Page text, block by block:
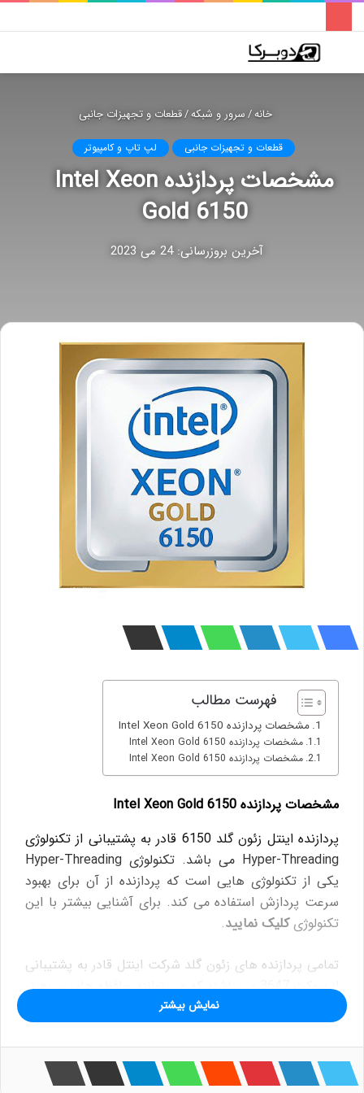
پوسته
فهرست
خانه/سرور و شبکه/قطعات و تجهیزات جانبی
قطعات و تجهیزات جانبی لپ تاپ و کامپیوتر
مشخصات پردازنده Intel Xeon
Gold 6150
آخرین بروزرسانی: 24 می 2023
فهرست مطالب
مشخصات پردازنده Intel Xeon Gold 6150
مشخصات پردازنده Intel Xeon Gold 6150
مشخصات پردازنده Intel Xeon Gold 6150
مشخصات پردازنده Intel Xeon Gold 6150
پردازنده اینتل زئون گلد 6150 قادر به پشتیبانی از تکنولوژی
Hyper-Threading می باشد. تکنولوژی Hyper-Threading
یکی از تکنولوژی هایی است که پردازنده از آن برای بهبود
سرعت پردازش استفاده می کند. برای آشنایی بیشتر با این
تکنولوژیکلیک نمایید.
تمامی پردازنده های زئون گلد شرکت اینتل قادر به پشتیبانی
از سوکت 3647 می باشند که می توانند حافظه های سریع تر
را در کنار شتاب دهنده های سریع تر برای شما فراهم کنند.
شما می توانید با نصب پردازنده 6150 روی سرور خود، از
حافظه های رم DDR4 با حداکثر سرعت 2666 مگاهرتز
استفاده نمایید.
نمایش بیشتر